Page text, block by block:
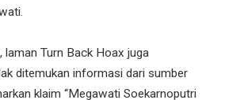
laman Turn Back Hoax juga
ditemukan informasi dari sumber
klaim “Megawati Soekarnoputri